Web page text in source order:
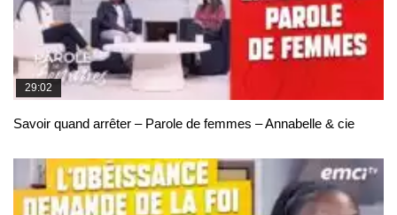
29:02
Savoir quand arrêter – Parole de femmes – Annabelle & cie